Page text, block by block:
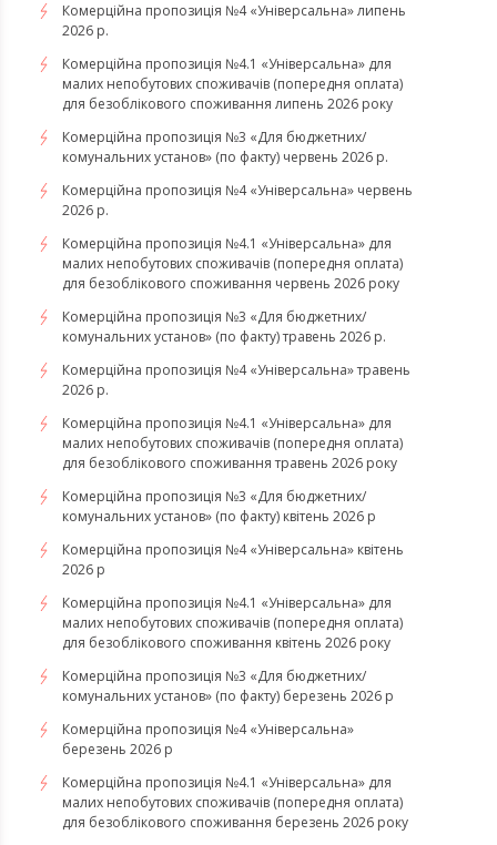
Комерційна пропозиція №4 «Універсальна» липень
2026 р.
Комерційна пропозиція №4.1 «Універсальна» для
малих непобутових споживачів (попередня оплата)
для безоблікового споживання липень 2026 року
Комерційна пропозиція №3 «Для бюджетних/
комунальних установ» (по факту) червень 2026 р.
Комерційна пропозиція №4 «Універсальна» червень
2026 р.
Комерційна пропозиція №4.1 «Універсальна» для
малих непобутових споживачів (попередня оплата)
для безоблікового споживання червень 2026 року
Комерційна пропозиція №3 «Для бюджетних/
комунальних установ» (по факту) травень 2026 р.
Комерційна пропозиція №4 «Універсальна» травень
2026 р.
Комерційна пропозиція №4.1 «Універсальна» для
малих непобутових споживачів (попередня оплата)
для безоблікового споживання травень 2026 року
Комерційна пропозиція №3 «Для бюджетних/
комунальних установ» (по факту) квітень 2026 р
Комерційна пропозиція №4 «Універсальна» квітень
2026 р
Комерційна пропозиція №4.1 «Універсальна» для
малих непобутових споживачів (попередня оплата)
для безоблікового споживання квітень 2026 року
Комерційна пропозиція №3 «Для бюджетних/
комунальних установ» (по факту) березень 2026 р
Комерційна пропозиція №4 «Універсальна»
березень 2026 р
Комерційна пропозиція №4.1 «Універсальна» для
малих непобутових споживачів (попередня оплата)
для безоблікового споживання березень 2026 року